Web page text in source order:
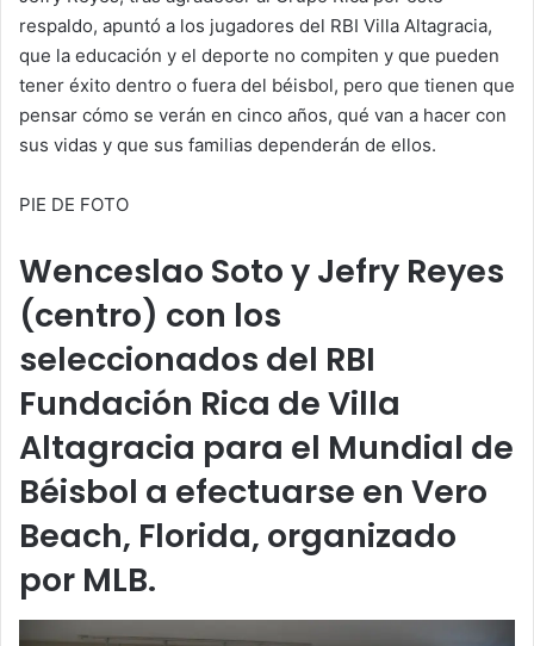
respaldo, apuntó a los jugadores del RBI Villa Altagracia,
que la educación y el deporte no compiten y que pueden
tener éxito dentro o fuera del béisbol, pero que tienen que
pensar cómo se verán en cinco años, qué van a hacer con
sus vidas y que sus familias dependerán de ellos.
PIE DE FOTO
Wenceslao Soto y Jefry Reyes
(centro) con los
seleccionados del RBI
Fundación Rica de Villa
Altagracia para el Mundial de
Béisbol a efectuarse en Vero
Beach, Florida, organizado
por MLB.